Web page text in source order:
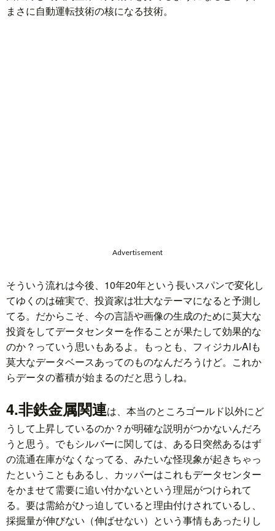
まさに自動運転技術の核になる技術。
Advertisement
そういう流れは今後、10年20年という長いスパンで変化し
てゆくのは確実で、投資家は壮大なテーマになると予測し
てる。だからこそ、今の言語や画像の生成のために莫大な
投資をしてデータセンターを作ることが果たして効果的な
のか？っていう思いもあるよ。もっとも、フィジカルAIも
莫大なデータベースあってのものなんだろうけど。これか
らデータの蓄積が始まるのだと思うしね。
4.非鉄金属関連は、本当のところゴールド以外にど
うして上昇しているのか？が明確な説明がつかないんだろ
うと思う。でもシルバーに関しては、ある日突然あるはず
の流通在庫がなくなってる、みたいな怪現象が起きちゃっ
たということもあるし、カッパーはこれもデータセンター
をかませて需要に追い付かないという理屈がつけられて
る。要は需給がひっ迫していると理由付けされているし、
採掘量が伸びない（伸ばせない）という事情もあったりし